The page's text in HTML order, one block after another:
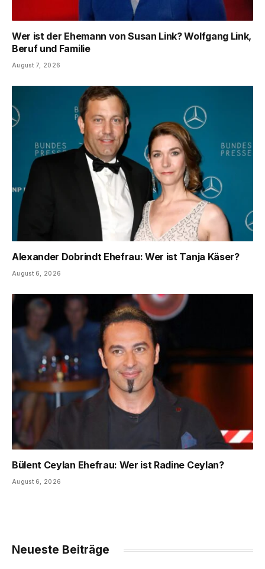
Wer ist der Ehemann von Susan Link? Wolfgang Link,
Beruf und Familie
August 7, 2026
Alexander Dobrindt Ehefrau: Wer ist Tanja Käser?
August 6, 2026
Bülent Ceylan Ehefrau: Wer ist Radine Ceylan?
August 6, 2026
Neueste Beiträge